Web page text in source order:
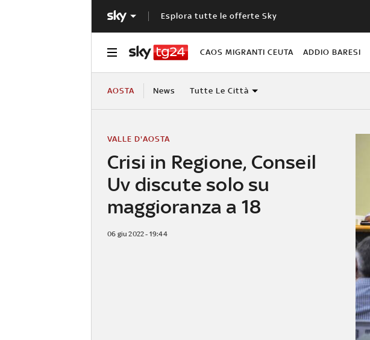
Esplora tutte le offerte Sky
CAOS MIGRANTI CEUTA ADDIO BARESI
AOSTA News Tutte Le Città
Crisi in Regione, Conseil
Uv discute solo su
maggioranza a 18
VALLE D'AOSTA
06 giu 2022 - 19:44